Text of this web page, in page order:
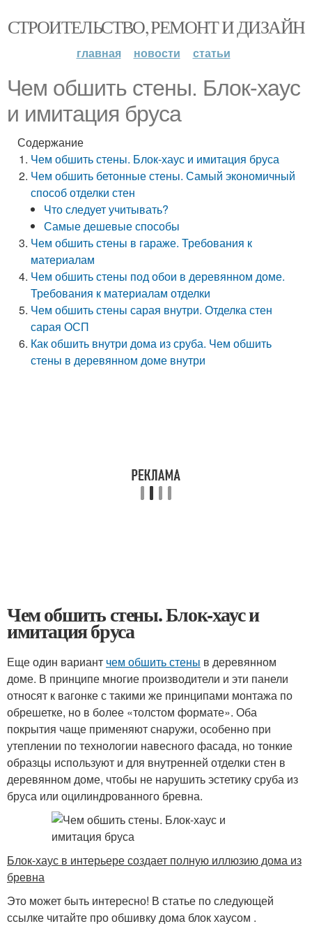
СТРОИТЕЛЬСТВО, РЕМОНТ И ДИЗАЙН
главная новости статьи
Чем обшить стены. Блок-хаус
и имитация бруса
Содержание
Чем обшить стены. Блок-хаус и имитация бруса
Чем обшить бетонные стены. Самый экономичный
способ отделки стен
Что следует учитывать?
Самые дешевые способы
Чем обшить стены в гараже. Требования к
материалам
Чем обшить стены под обои в деревянном доме.
Требования к материалам отделки
Чем обшить стены сарая внутри. Отделка стен
сарая ОСП
Как обшить внутри дома из сруба. Чем обшить
стены в деревянном доме внутри
Чем обшить стены. Блок-хаус и
имитация бруса
Еще один вариант чем обшить стены в деревянном
доме. В принципе многие производители и эти панели
относят к вагонке с такими же принципами монтажа по
обрешетке, но в более «толстом формате». Оба
покрытия чаще применяют снаружи, особенно при
утеплении по технологии навесного фасада, но тонкие
образцы используют и для внутренней отделки стен в
деревянном доме, чтобы не нарушить эстетику сруба из
бруса или оцилиндрованного бревна.
Блок-хаус в интерьере создает полную иллюзию дома из
бревна
Это может быть интересно! В статье по следующей
ссылке читайте про обшивку дома блок хаусом .